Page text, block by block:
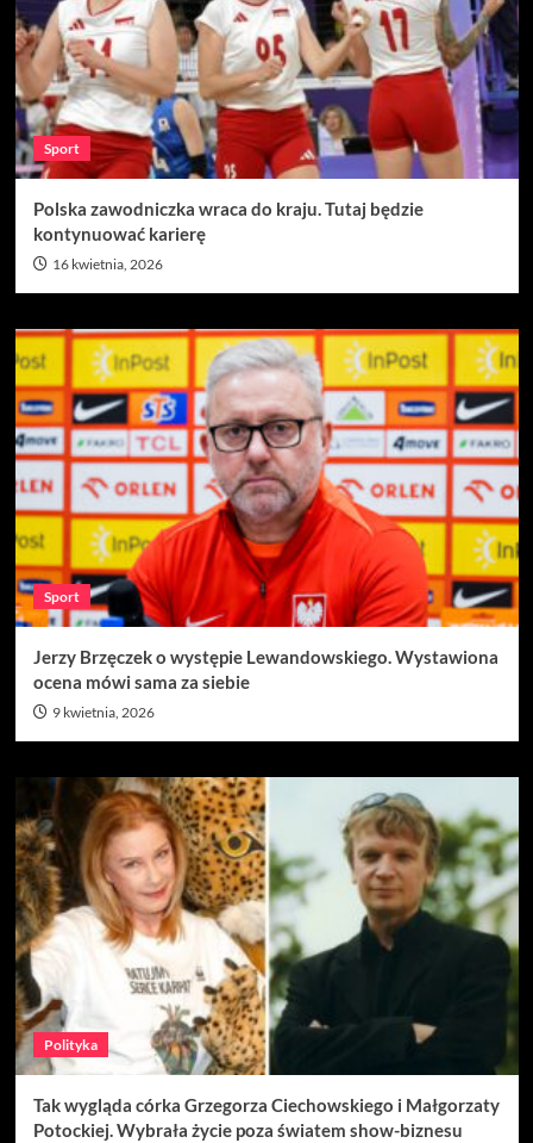
Sport
Polska zawodniczka wraca do kraju. Tutaj będzie
kontynuować karierę
16 kwietnia, 2026
Sport
Jerzy Brzęczek o występie Lewandowskiego. Wystawiona
ocena mówi sama za siebie
9 kwietnia, 2026
Polityka
Tak wygląda córka Grzegorza Ciechowskiego i Małgorzaty
Potockiej. Wybrała życie poza światem show-biznesu